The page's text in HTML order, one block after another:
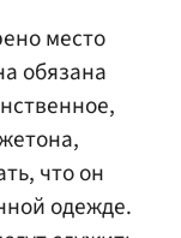
место
обязана
что он
одежде.